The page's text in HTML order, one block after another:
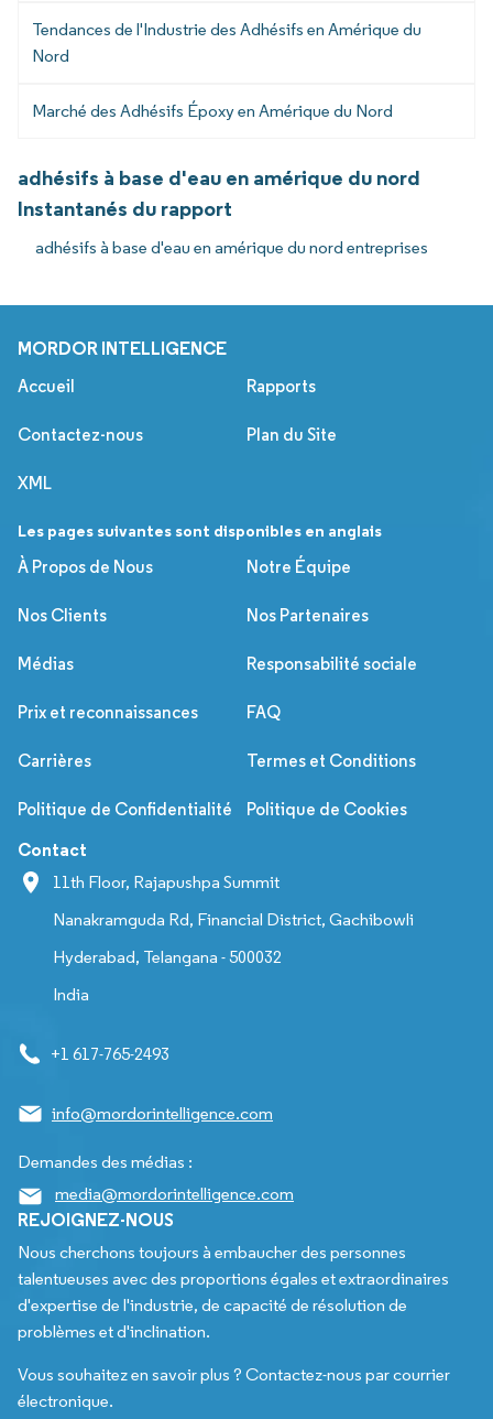
Tendances de l'Industrie des Adhésifs en Amérique du
Nord
Marché des Adhésifs Époxy en Amérique du Nord
adhésifs à base d'eau en amérique du nord
Instantanés du rapport
adhésifs à base d'eau en amérique du nord entreprises
MORDOR INTELLIGENCE
Accueil Rapports
Contactez-nous Plan du Site
XML
Les pages suivantes sont disponibles en anglais
À Propos de Nous
Notre Équipe
Nos Clients Nos Partenaires
Médias Responsabilité sociale
Prix et reconnaissances FAQ
Carrières Termes et Conditions
Politique de Confidentialité Politique de Cookies
Contact
11th Floor, Rajapushpa Summit
Nanakramguda Rd, Financial District, Gachibowli
Hyderabad, Telangana - 500032
India
+1 617-765-2493
info@mordorintelligence.com
Demandes des médias :
media@mordorintelligence.com
REJOIGNEZ-NOUS
Nous cherchons toujours à embaucher des personnes
talentueuses avec des proportions égales et extraordinaires
d'expertise de l'industrie, de capacité de résolution de
problèmes et d'inclination.
Vous souhaitez en savoir plus ? Contactez-nous par courrier
électronique.